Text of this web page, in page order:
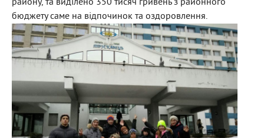
району, та виділено 350 тисяч гривень з районного
бюджету саме на відпочинок та оздоровлення.